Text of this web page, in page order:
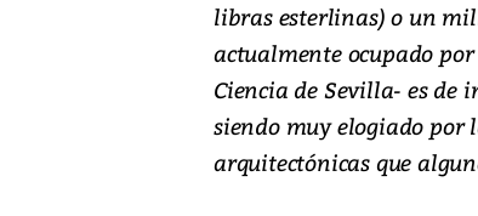
libras esterlinas) o un
actualmente ocupado
Ciencia de Sevilla- es de
siendo muy elogiado por
arquitectónicas que